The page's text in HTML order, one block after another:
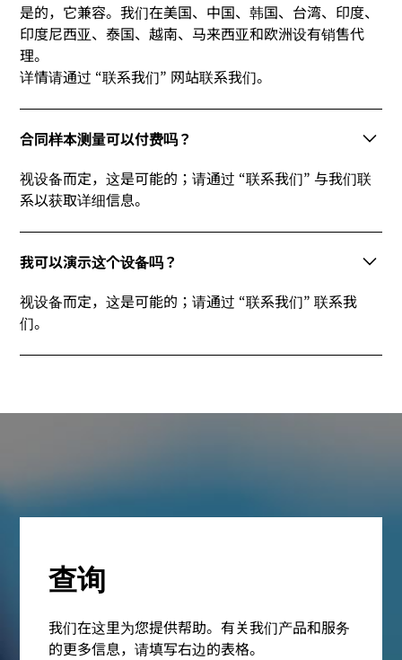
是的，它兼容。我们在美国、中国、韩国、台湾、印度、
印度尼西亚、泰国、越南、马来西亚和欧洲设有销售代
理。
详情请通过 “联系我们” 网站联系我们。
合同样本测量可以付费吗？
视设备而定，这是可能的；请通过 “联系我们” 与我们联
系以获取详细信息。
我可以演示这个设备吗？
视设备而定，这是可能的；请通过 “联系我们” 联系我
们。
查询
我们在这里为您提供帮助。有关我们产品和服务
的更多信息，请填写右边的表格。